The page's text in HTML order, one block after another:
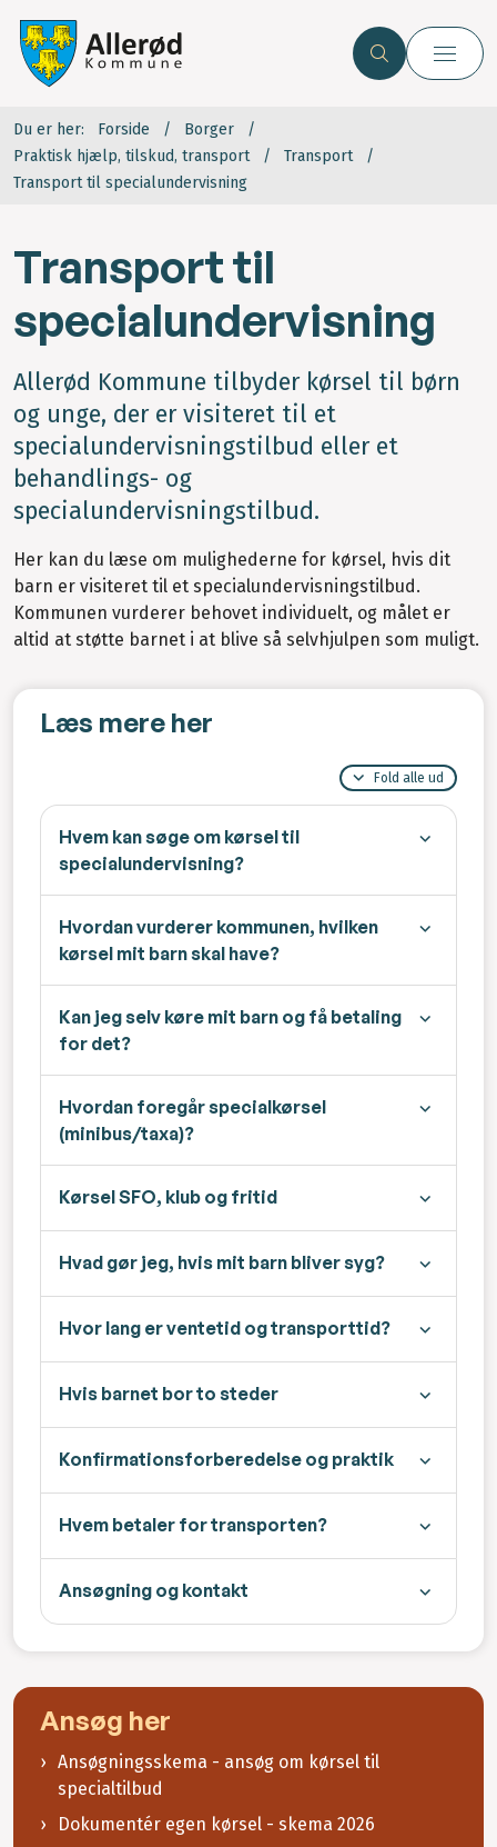
Du er her: Forside
Borger
Praktisk hjælp, tilskud, transport
Transport
Transport til specialundervisning
Transport til
specialundervisning
Allerød Kommune tilbyder kørsel til børn
og unge, der er visiteret til et
specialundervisningstilbud eller et
behandlings- og
specialundervisningstilbud.
Her kan du læse om mulighederne for kørsel, hvis dit
barn er visiteret til et specialundervisningstilbud.
Kommunen vurderer behovet individuelt, og målet er
altid at støtte barnet i at blive så selvhjulpen som muligt.
Læs mere her
Fold alle ud
Hvem kan søge om kørsel til
specialundervisning?
Hvordan vurderer kommunen, hvilken
kørsel mit barn skal have?
Kan jeg selv køre mit barn og få betaling
for det?
Hvordan foregår specialkørsel
(minibus/taxa)?
Kørsel SFO, klub og fritid
Hvad gør jeg, hvis mit barn bliver syg?
Hvor lang er ventetid og transporttid?
Hvis barnet bor to steder
Konfirmationsforberedelse og praktik
Hvem betaler for transporten?
Ansøgning og kontakt
Ansøg her
Ansøgningsskema - ansøg om kørsel til
specialtilbud
Dokumentér egen kørsel - skema 2026